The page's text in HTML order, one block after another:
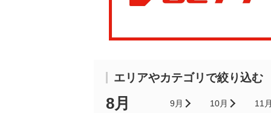
エリアやカテゴリで絞り込む
8月 9月 10月 11